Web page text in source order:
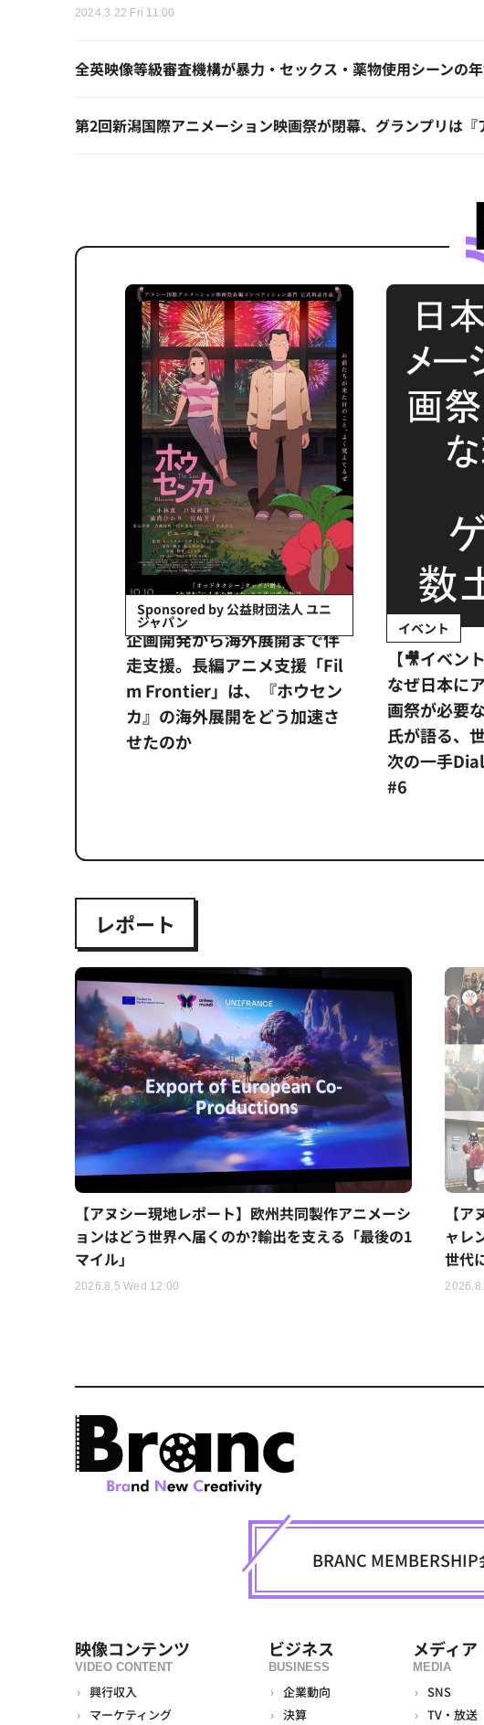
2024.3.22 Fri 11:00
全英映像等級審査機構が暴力・セックス・薬物使用シーンの
第2回新潟国際アニメーション映画祭が閉幕、グランプリは『
Sponsored by 公益財団法人 ユニ
ジャパン
企画開発から海外展開まで伴
走支援。長編アニメ支援「Fil
m Frontier」は、『ホウセン
カ』の海外展開をどう加速さ
せたのか
イベント
【🎥イベント
なぜ日本にア
画祭が必要な
氏が語る、世
次の一手
#6
レポート
【アヌシー現地レポート】欧州共同製作アニメーシ
ョンはどう世界へ届くのか?輸出を支える「最後の1
マイル」
2026.8.5 Wed 12:00
【
ャレ
世代
BRANC
映像コンテンツ
VIDEO CONTENT
興行収入
マーケティング
ビジネス
BUSINESS
企業動向
決算
メディア
MEDIA
SNS
TV・放送